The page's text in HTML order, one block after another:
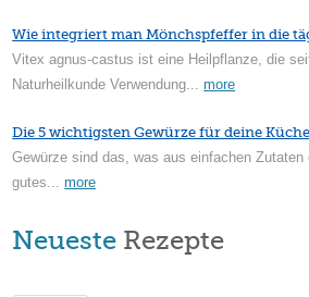
Wie integriert man Mönchspfeffer in die
Vitex agnus-castus ist eine Heilpflanze, die
Naturheilkunde Verwendung...more
Die 5 wichtigsten Gewürze für deine Küche
Gewürze sind das, was aus einfachen
gutes...more
Neueste Rezepte